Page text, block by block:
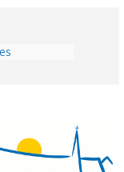
églises
vous !